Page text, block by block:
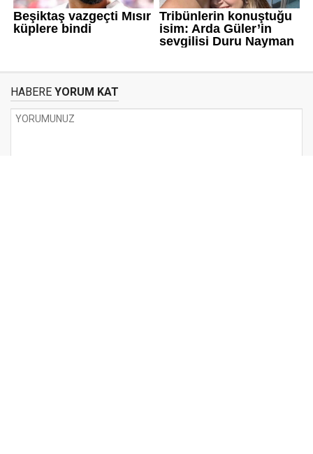
HABERE YORUM KAT